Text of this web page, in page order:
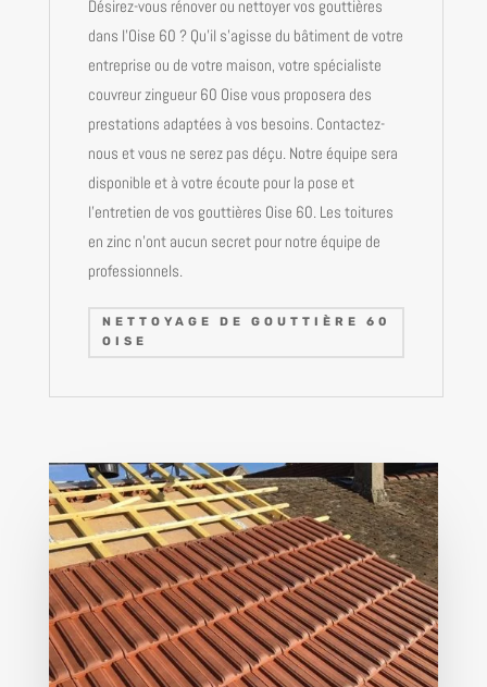
Désirez-vous rénover ou nettoyer vos gouttières
dans l’Oise 60 ? Qu’il s’agisse du bâtiment de votre
entreprise ou de votre maison, votre spécialiste
couvreur zingueur 60 Oise vous proposera des
prestations adaptées à vos besoins. Contactez-
nous et vous ne serez pas déçu. Notre équipe sera
disponible et à votre écoute pour la pose et
l’entretien de vos gouttières Oise 60. Les toitures
en zinc n’ont aucun secret pour notre équipe de
professionnels.
NETTOYAGE DE GOUTTIÈRE 60
OISE